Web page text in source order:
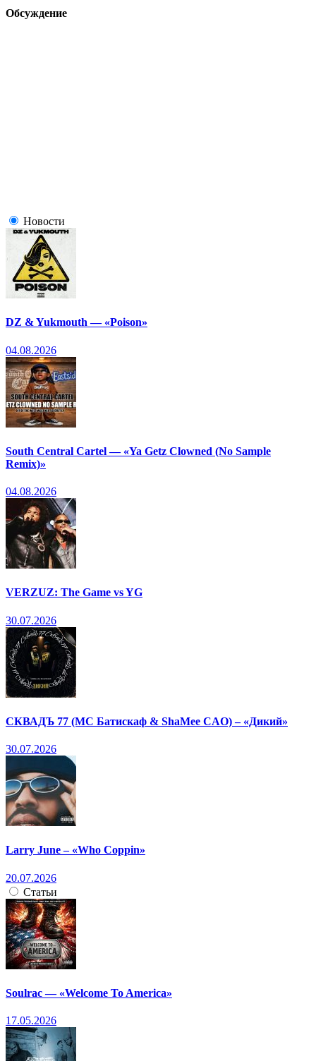
Обсуждение
Новости
DZ & Yukmouth — «Poison»
04.08.2026
South Central Cartel — «Ya Getz Clowned (No Sample
Remix)»
04.08.2026
VERZUZ: The Game vs YG
30.07.2026
СКВАДЪ 77 (МС Батискаф & ShaMee CAO) – «Дикий»
30.07.2026
Larry June – «Who Coppin»
20.07.2026
Статьи
Soulrac — «Welcome To America»
17.05.2026